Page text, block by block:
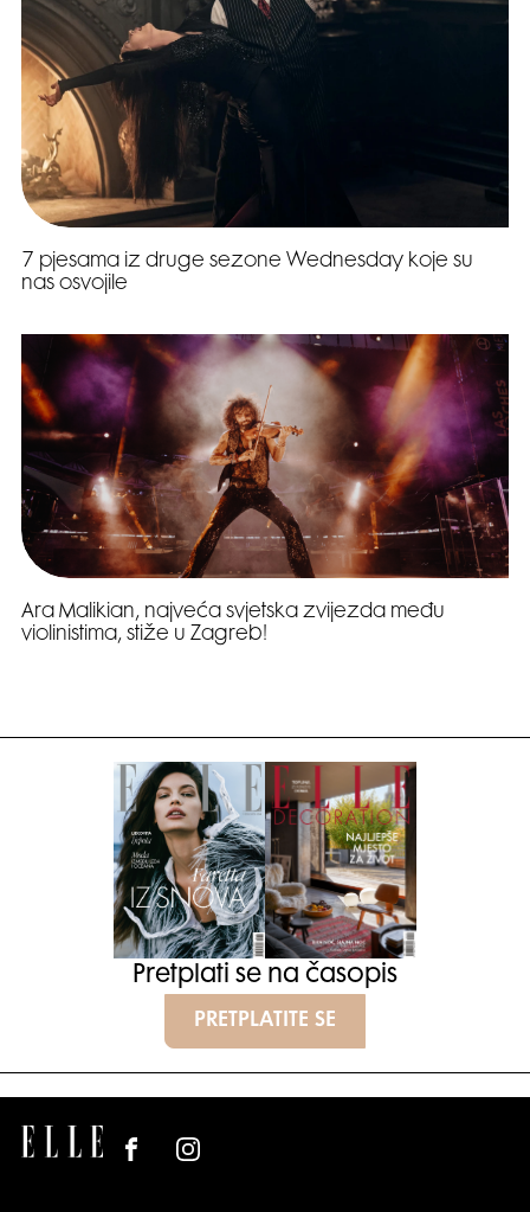
7 pjesama iz druge sezone Wednesday koje su
nas osvojile
Ara Malikian, najveća svjetska zvijezda među
violinistima, stiže u Zagreb!
Pretplati se na časopis
PRETPLATITE SE